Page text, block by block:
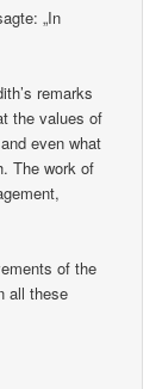
„In
remarks
the values of
even what
The work of
of the
all these